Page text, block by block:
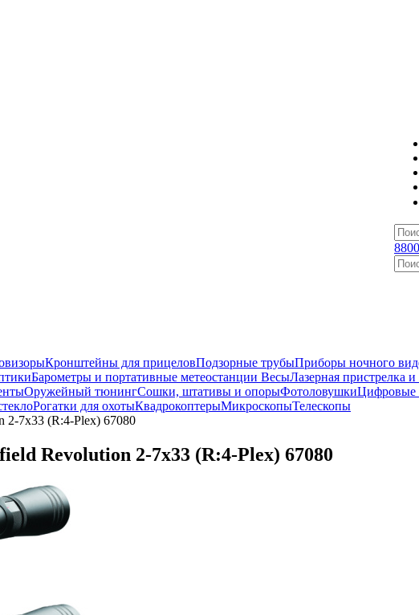
Кронштейны для прицеловПодзорные трубыПриборы ночного
Барометры и портативные метеостанции ВесыЛазерная пристрелка
Оружейный тюнингСошки, штативы и опорыФотоловушкиЦифровые
Рогатки для охотыКвадрокоптерыМикроскопыТелескопы
2-7x33 (R:4-Plex) 67080
Revolution 2-7x33 (R:4-Plex) 67080